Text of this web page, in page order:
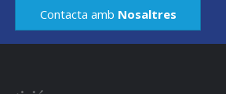
Contacta amb Nosaltres